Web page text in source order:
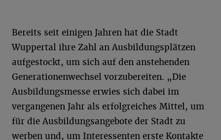
Bereits seit einigen Jahren hat die Stadt
Wuppertal ihre Zahl an Ausbildungsplätzen
aufgestockt, um sich auf den anstehenden
Generationenwechsel vorzubereiten. „Die
Ausbildungsmesse erwies sich dabei im
vergangenen Jahr als erfolgreiches Mittel, um
für die Ausbildungsangebote der Stadt zu
werben und, um Interessenten erste Kontakte